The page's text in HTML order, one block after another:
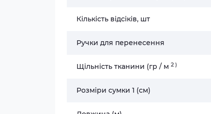
Кількість відсіків, шт
Ручки для перенесення
Щільність тканини (гр / м 2 )
Розміри сумки 1 (см)